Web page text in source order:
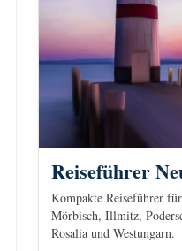
Reiseführer
Kompakte Reiseführer
Mörbisch, Illmitz,
Rosalia und Westungarn.